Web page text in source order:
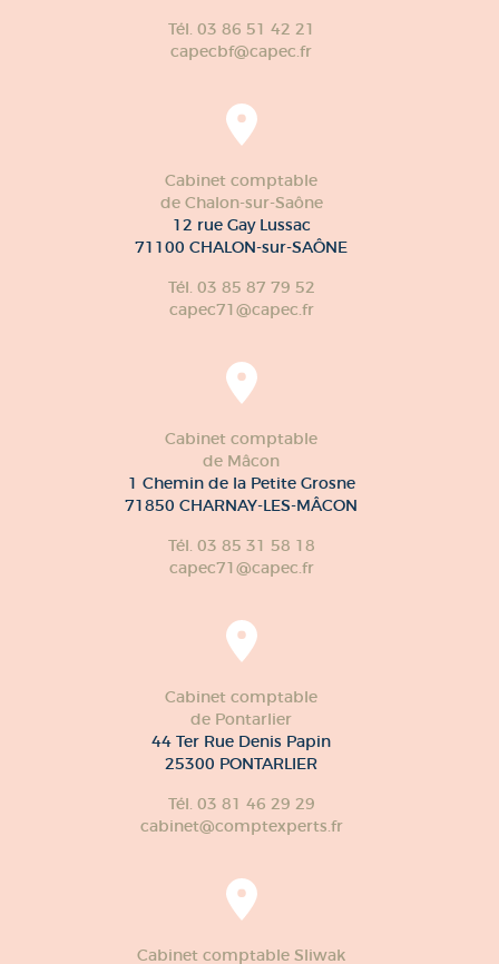
Tél. 03 86 51 42 21
capecbf@capec.fr
Cabinet comptable
de Chalon-sur-Saône
12 rue Gay Lussac
71100 CHALON-sur-SAÔNE
Tél. 03 85 87 79 52
capec71@capec.fr
Cabinet comptable
de Mâcon
1 Chemin de la Petite Grosne
71850 CHARNAY-LES-MÂCON
Tél. 03 85 31 58 18
capec71@capec.fr
Cabinet comptable
de Pontarlier
44 Ter Rue Denis Papin
25300 PONTARLIER
Tél. 03 81 46 29 29
cabinet@comptexperts.fr
Cabinet comptable Sliwak